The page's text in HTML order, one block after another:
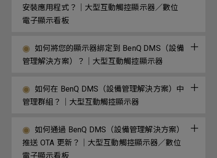
安裝應用程式？｜大型互動觸控顯示器／數位
電子顯示看板
如何將您的顯示器綁定到 BenQ DMS（設備
管理解決方案）？｜大型互動觸控顯示器
如何在 BenQ DMS（設備管理解決方案）中
管理群組？｜大型互動觸控顯示器
如何通過 BenQ DMS（設備管理解決方案）
推送 OTA 更新？｜大型互動觸控顯示器／數位
電子顯示看板